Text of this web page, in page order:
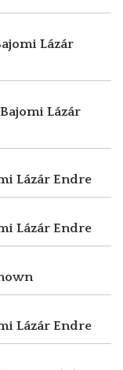
Lázár
Bajomi Lázár
Lázár Endre
Lázár Endre
Lázár Endre